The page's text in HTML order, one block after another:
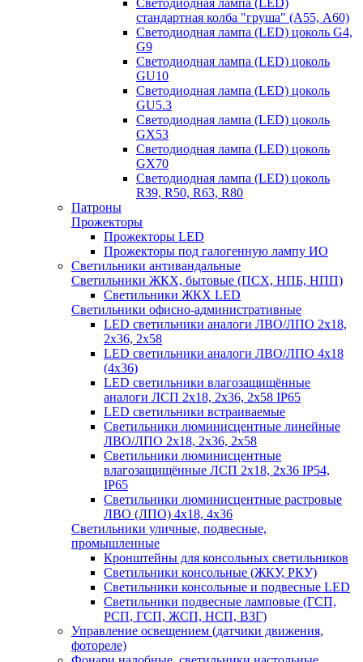
стандартная колба "груша" (А55, А60)
Светодиодная лампа (LED) цоколь G4,
G9
Светодиодная лампа (LED) цоколь
GU10
Светодиодная лампа (LED) цоколь
GU5.3
Светодиодная лампа (LED) цоколь
GX53
Светодиодная лампа (LED) цоколь
GX70
Светодиодная лампа (LED) цоколь
R39, R50, R63, R80
Патроны
Прожекторы
Прожекторы LED
Прожекторы под галогенную лампу ИО
Светильники антивандальные
Светильники ЖКХ, бытовые (ПСХ, НПБ, НПП)
Светильники ЖКХ LED
Светильники офисно-административные
LED светильники аналоги ЛВО/ЛПО 2х18,
2х36, 2х58
LED светильники аналоги ЛВО/ЛПО 4х18
(4х36)
LED светильники влагозащищённые
аналоги ЛСП 2х18, 2х36, 2х58 IP65
LED светильники встраиваемые
Светильники люминисцентные линейные
ЛВО/ЛПО 2х18, 2х36, 2х58
Светильники люминисцентные
влагозащищённые ЛСП 2х18, 2х36 IP54,
IP65
Светильники люминисцентные растровые
ЛВО (ЛПО) 4х18, 4х36
Светильники уличные, подвесные,
промышленные
Кронштейны для консольных светильников
Светильники консольные (ЖКУ, РКУ)
Светильники консольные и подвесные LED
Светильники подвесные ламповые (ГСП,
РСП, ГСП, ЖСП, НСП, ВЗГ)
Управление освещением (датчики движения,
фотореле)